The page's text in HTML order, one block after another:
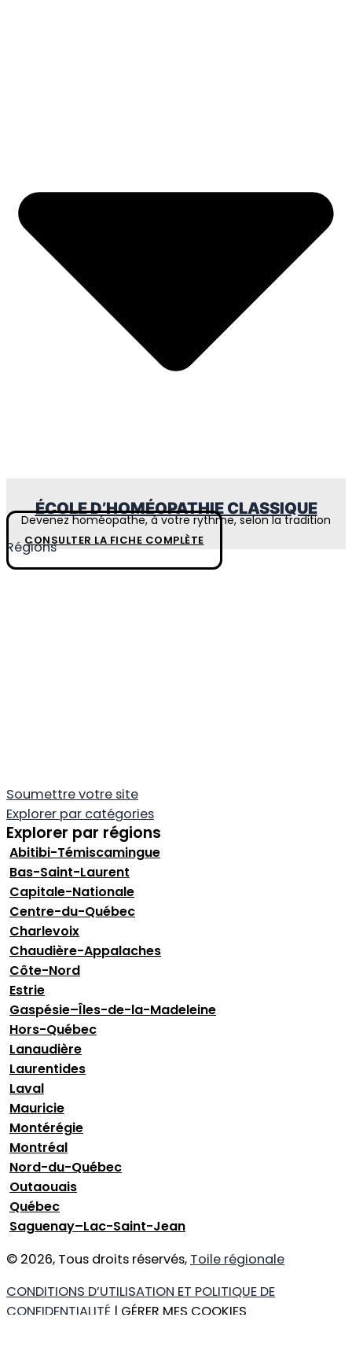
Régions
ÉCOLE D’HOMÉOPATHIE CLASSIQUE
Devenez homéopathe, à votre rythme, selon la tradition
CONSULTER LA FICHE COMPLÈTE
Soumettre votre site
Explorer par catégories
Explorer par régions
Abitibi-Témiscamingue
Bas-Saint-Laurent
Capitale-Nationale
Centre-du-Québec
Charlevoix
Chaudière-Appalaches
Côte-Nord
Estrie
Gaspésie–Îles-de-la-Madeleine
Hors-Québec
Lanaudière
Laurentides
Laval
Mauricie
Montérégie
Montréal
Nord-du-Québec
Outaouais
Québec
Saguenay–Lac-Saint-Jean
© 2026, Tous droits réservés, Toile régionale
CONDITIONS D’UTILISATION ET POLITIQUE DE
CONFIDENTIALITÉ | GÉRER MES COOKIES